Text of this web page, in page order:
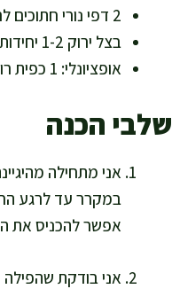
2 דפי נורי חתוכים לרצועות (יוד ומינרלים)
בצל ירוק 1-2 יחידות, כ-20 גרם, פרוס דק (טעם עדין ופיטוכימיקלים)
אופציונלי: 1 כפית רוטב צ׳ילי עדין ללא סוכר מעובד, כ-5 מ"ל (לחריפות נקייה)
שלבי הכנה
אני מתחילה
במקרר עד לרגע
אפשר להכניס את הדג ל-10 דקות למקפיא
אני בודקת